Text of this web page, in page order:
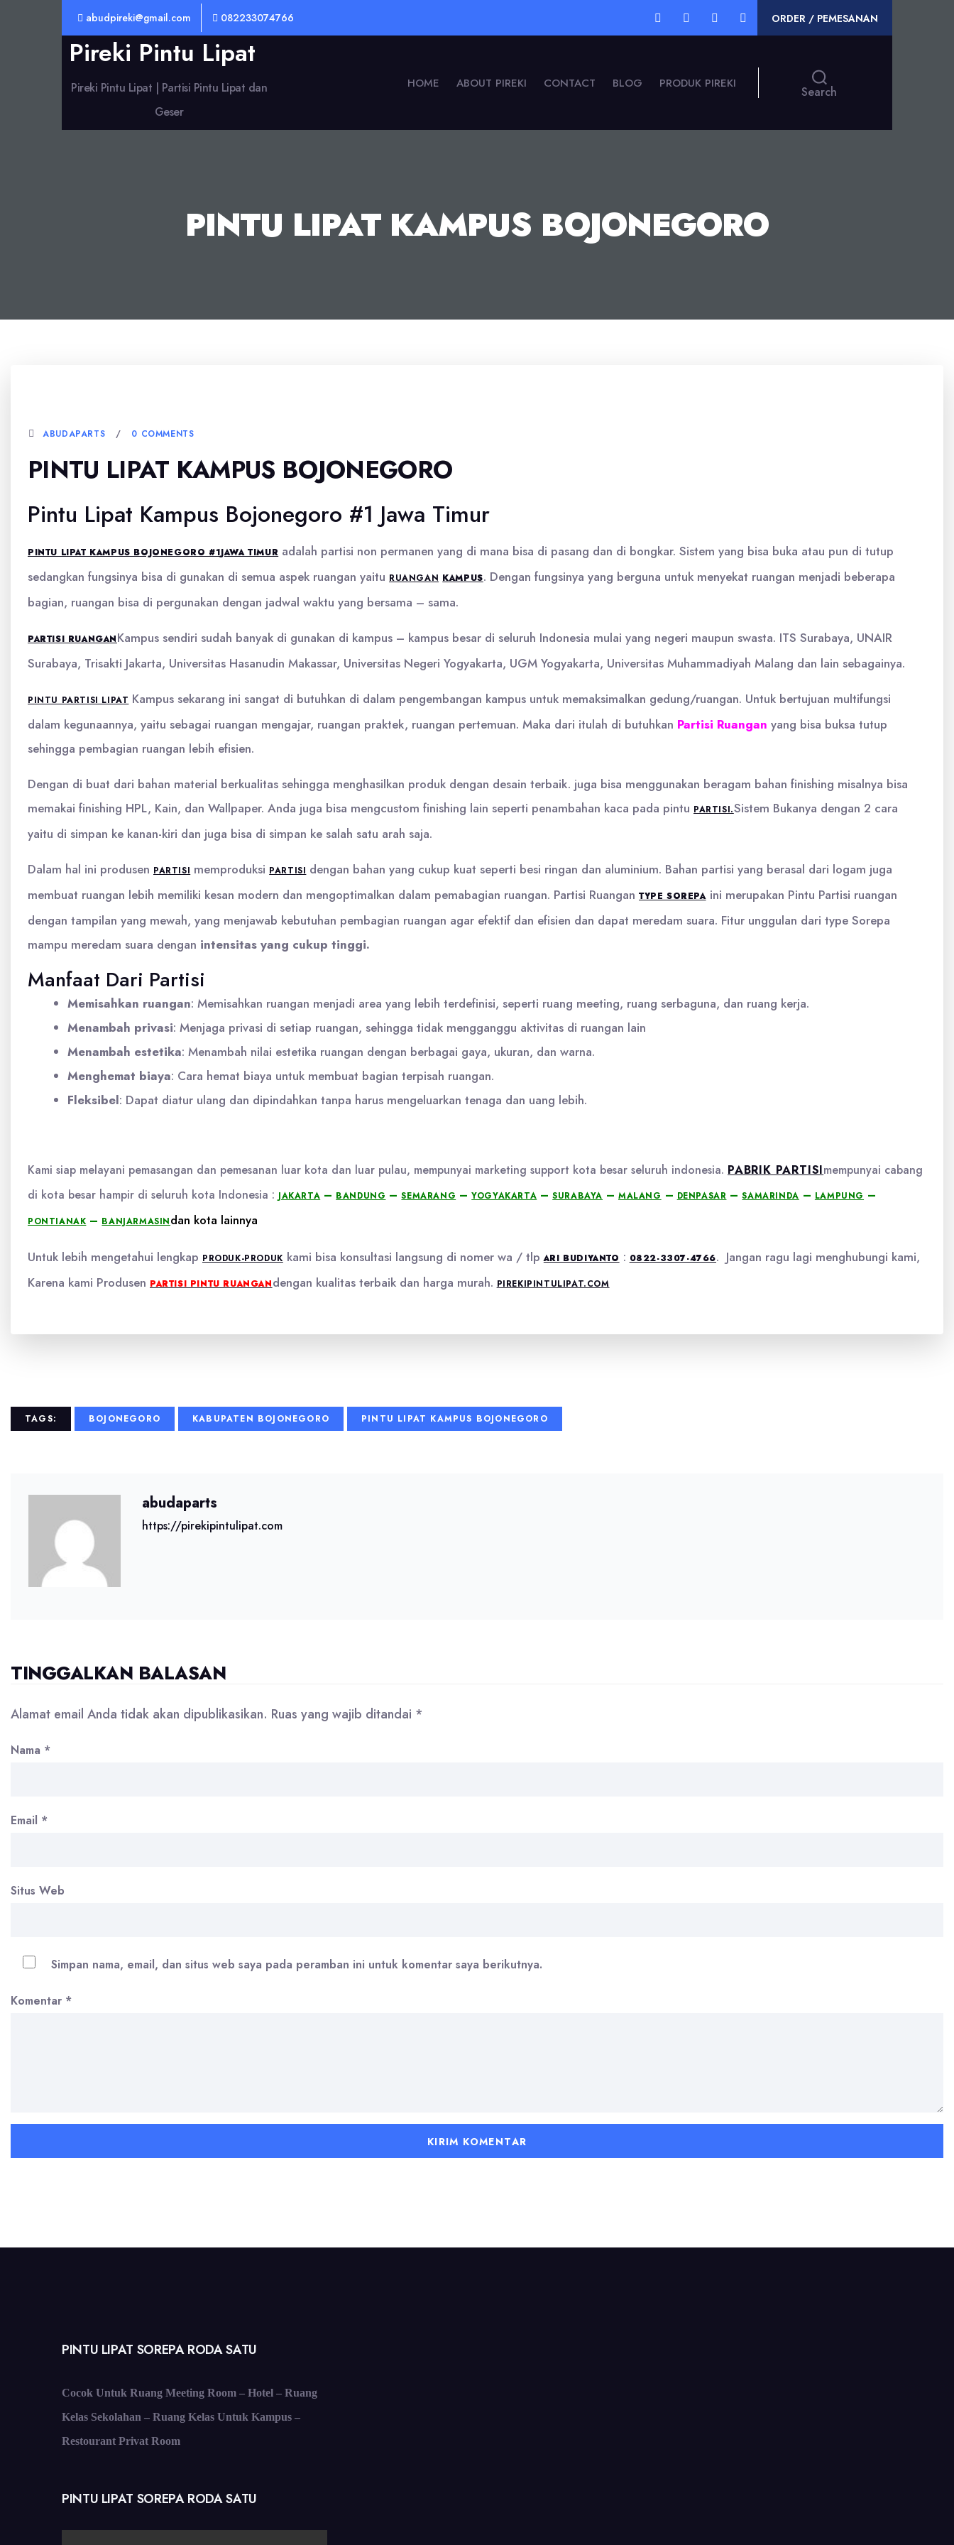
abudpireki@gmail.com 082233074766 ORDER / PEMESANAN
Pireki Pintu Lipat
Pireki Pintu Lipat | Partisi Pintu Lipat dan
Geser
HOME ABOUT PIREKI CONTACT BLOG PRODUK PIREKI
Search
PINTU LIPAT KAMPUS BOJONEGORO
ABUDAPARTS 0 COMMENTS
PINTU LIPAT KAMPUS BOJONEGORO
Pintu Lipat Kampus Bojonegoro #1 Jawa Timur
PINTU LIPAT KAMPUS BOJONEGORO #1JAWA TIMUR adalah partisi non permanen yang di mana bisa di pasang dan di bongkar. Sistem yang bisa buka atau pun di tutup
sedangkan fungsinya bisa di gunakan di semua aspek ruangan yaitu RUANGAN KAMPUS. Dengan fungsinya yang berguna untuk menyekat ruangan menjadi beberapa
bagian, ruangan bisa di pergunakan dengan jadwal waktu yang bersama – sama.
PARTISI RUANGANKampus sendiri sudah banyak di gunakan di kampus – kampus besar di seluruh Indonesia mulai yang negeri maupun swasta. ITS Surabaya, UNAIR
Surabaya, Trisakti Jakarta, Universitas Hasanudin Makassar, Universitas Negeri Yogyakarta, UGM Yogyakarta, Universitas Muhammadiyah Malang dan lain sebagainya.
PINTU PARTISI LIPAT Kampus sekarang ini sangat di butuhkan di dalam pengembangan kampus untuk memaksimalkan gedung/ruangan. Untuk bertujuan multifungsi
dalam kegunaannya, yaitu sebagai ruangan mengajar, ruangan praktek, ruangan pertemuan. Maka dari itulah di butuhkan Partisi Ruangan yang bisa buksa tutup
sehingga pembagian ruangan lebih efisien.
Dengan di buat dari bahan material berkualitas sehingga menghasilkan produk dengan desain terbaik. juga bisa menggunakan beragam bahan finishing misalnya bisa
memakai finishing HPL, Kain, dan Wallpaper. Anda juga bisa mengcustom finishing lain seperti penambahan kaca pada pintu PARTISI.Sistem Bukanya dengan 2 cara
yaitu di simpan ke kanan-kiri dan juga bisa di simpan ke salah satu arah saja.
Dalam hal ini produsen PARTISI memproduksi PARTISI dengan bahan yang cukup kuat seperti besi ringan dan aluminium. Bahan partisi yang berasal dari logam juga
membuat ruangan lebih memiliki kesan modern dan mengoptimalkan dalam pemabagian ruangan. Partisi Ruangan TYPE SOREPAini merupakan Pintu Partisi ruangan
dengan tampilan yang mewah, yang menjawab kebutuhan pembagian ruangan agar efektif dan efisien dan dapat meredam suara. Fitur unggulan dari type Sorepa
mampu meredam suara dengan intensitas yang cukup tinggi.
Manfaat Dari Partisi
Memisahkan ruangan: Memisahkan ruangan menjadi area yang lebih terdefinisi, seperti ruang meeting, ruang serbaguna, dan ruang kerja.
Menambah privasi: Menjaga privasi di setiap ruangan, sehingga tidak mengganggu aktivitas di ruangan lain
Menambah estetika: Menambah nilai estetika ruangan dengan berbagai gaya, ukuran, dan warna.
Menghemat biaya: Cara hemat biaya untuk membuat bagian terpisah ruangan.
Fleksibel: Dapat diatur ulang dan dipindahkan tanpa harus mengeluarkan tenaga dan uang lebih.
Kami siap melayani pemasangan dan pemesanan luar kota dan luar pulau, mempunyai marketing support kota besar seluruh indonesia. PABRIK PARTISImempunyai cabang
di kota besar hampir di seluruh kota Indonesia : JAKARTA – BANDUNG –SEMARANG –YOGYAKARTA –SURABAYA –MALANG – DENPASAR –SAMARINDA – LAMPUNG –
PONTIANAK – BANJARMASINdan kota lainnya
Untuk lebih mengetahui lengkap PRODUK-PRODUK kami bisa konsultasi langsung di nomer wa / tlpARI BUDIYANTO : 0822-3307-4766. Jangan ragu lagi menghubungi kami,
Karena kami Produsen PARTISI PINTU RUANGANdengan kualitas terbaik dan harga murah. PIREKIPINTULIPAT.COM
TAGS: BOJONEGORO KABUPATEN BOJONEGORO PINTU LIPAT KAMPUS BOJONEGORO
abudaparts
https://pirekipintulipat.com
TINGGALKAN BALASAN
Alamat email Anda tidak akan dipublikasikan. Ruas yang wajib ditandai *
Nama *
Email *
Situs Web
Simpan nama, email, dan situs web saya pada peramban ini untuk komentar saya berikutnya.
Komentar *
PINTU LIPAT SOREPA RODA SATU
Cocok Untuk Ruang Meeting Room – Hotel – Ruang
Kelas Sekolahan – Ruang Kelas Untuk Kampus –
Restourant Privat Room
PINTU LIPAT SOREPA RODA SATU